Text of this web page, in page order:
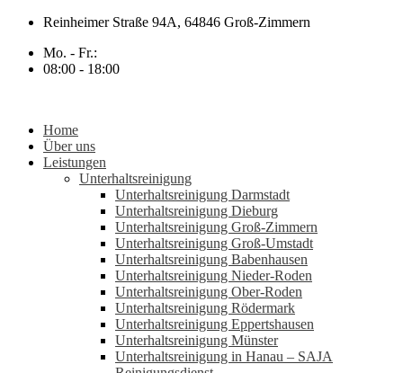
Zum
springen
Reinheimer Straße 94A, 64846 Groß-Zimmern
Mo. - Fr.:
08:00 - 18:00
Home
Über uns
Leistungen
Unterhaltsreinigung
Unterhaltsreinigung Darmstadt
Unterhaltsreinigung Dieburg
Unterhaltsreinigung Groß-Zimmern
Unterhaltsreinigung Groß-Umstadt
Unterhaltsreinigung Babenhausen
Unterhaltsreinigung Nieder-Roden
Unterhaltsreinigung Ober-Roden
Unterhaltsreinigung Rödermark
Unterhaltsreinigung Eppertshausen
Unterhaltsreinigung Münster
Unterhaltsreinigung in Hanau – SAJA